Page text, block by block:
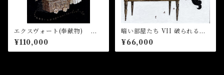
エクスヴォート(奉献物)
作：菅野まり子
¥110,000
暗い部屋たち VII 破られる
朝 作：菅野まり子
¥66,000